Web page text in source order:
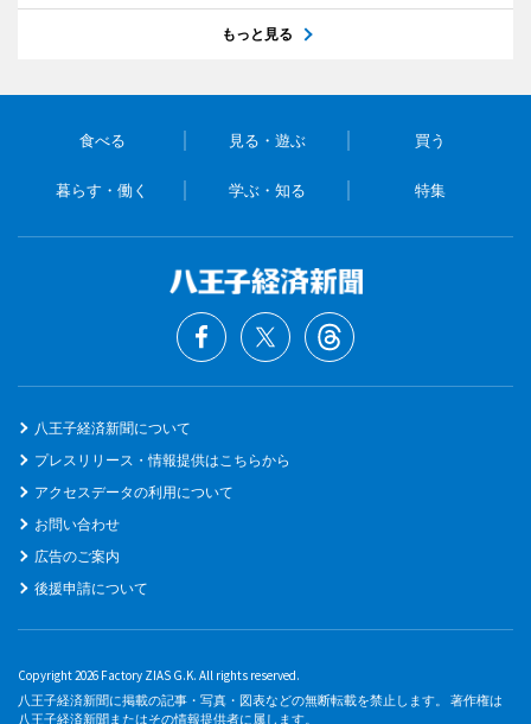
もっと見る
食べる 見る・遊ぶ 買う
暮らす・働く 学ぶ・知る 特集
八王子経済新聞について
プレスリリース・情報提供はこちらから
アクセスデータの利用について
お問い合わせ
広告のご案内
後援申請について
Copyright 2026 Factory ZIAS G.K. All rights reserved.
八王子経済新聞に掲載の記事・写真・図表などの無断転載を禁止します。 著作権は
八王子経済新聞またはその情報提供者に属します。